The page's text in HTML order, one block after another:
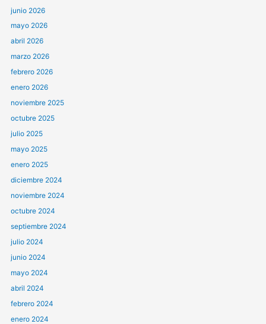
junio 2026
mayo 2026
abril 2026
marzo 2026
febrero 2026
enero 2026
noviembre 2025
octubre 2025
julio 2025
mayo 2025
enero 2025
diciembre 2024
noviembre 2024
octubre 2024
septiembre 2024
julio 2024
junio 2024
mayo 2024
abril 2024
febrero 2024
enero 2024